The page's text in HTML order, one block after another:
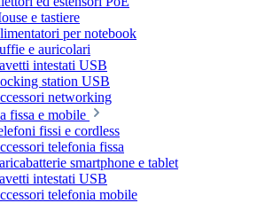
e tastiere
per notebook
e auricolari
intestati USB
station USB
networking
fissa e mobile
fissi e cordless
telefonia fissa
smartphone e tablet
intestati USB
telefonia mobile